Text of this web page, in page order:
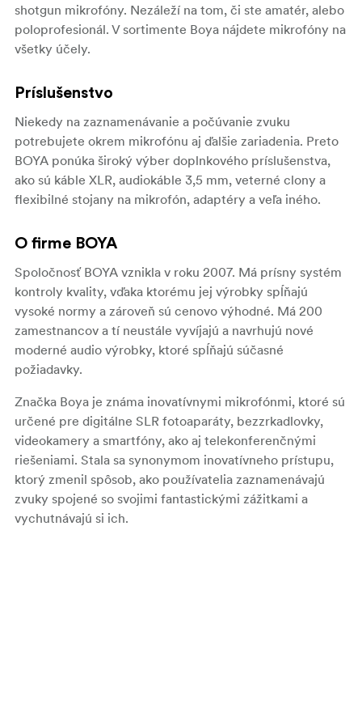
shotgun mikrofóny. Nezáleží na tom, či ste amatér, alebo
poloprofesionál. V sortimente Boya nájdete mikrofóny na
všetky účely.
Príslušenstvo
Niekedy na zaznamenávanie a počúvanie zvuku
potrebujete okrem mikrofónu aj ďalšie zariadenia. Preto
BOYA ponúka široký výber doplnkového príslušenstva,
ako sú káble XLR, audiokáble 3,5 mm, veterné clony a
flexibilné stojany na mikrofón, adaptéry a veľa iného.
O firme BOYA
Spoločnosť BOYA vznikla v roku 2007. Má prísny systém
kontroly kvality, vďaka ktorému jej výrobky spĺňajú
vysoké normy a zároveň sú cenovo výhodné. Má 200
zamestnancov a tí neustále vyvíjajú a navrhujú nové
moderné audio výrobky, ktoré spĺňajú súčasné
požiadavky.
Značka Boya je známa inovatívnymi mikrofónmi, ktoré sú
určené pre digitálne SLR fotoaparáty, bezzrkadlovky,
videokamery a smartfóny, ako aj telekonferenčnými
riešeniami. Stala sa synonymom inovatívneho prístupu,
ktorý zmenil spôsob, ako používatelia zaznamenávajú
zvuky spojené so svojimi fantastickými zážitkami a
vychutnávajú si ich.